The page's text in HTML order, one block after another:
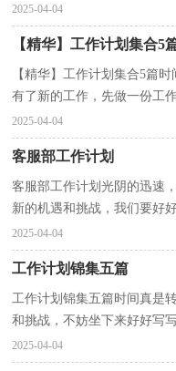
下是小编为大家收集的学校
2025-04-04
【精华】工作计划集合5
【精华】工作计划集合5篇
有了新的工作，先做一份工
不会流于形式呢？下面是小
2025-04-04
客服部工作计划
客服部工作计划光阴的迅速
新的机遇和挑战，我们要好
去写工作计划呢？以下是小
2025-04-04
工作计划锦集五篇
工作计划锦集五篇时间真是
和挑战，不妨坐下来好好写
的工作计划呢？以下是小编
2025-04-04